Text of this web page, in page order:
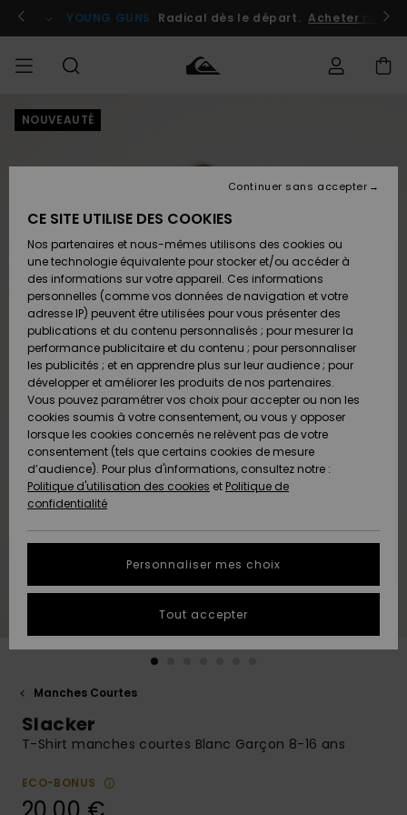
l'information
le
Se connecter / s'inscrire
YOUNG GUNS Radical dès le départ. Acheter
HOMME
Chaussures
& Tongs
Surf
Snow
Nouveautés
A
Découvrir
Chaussures
& Tongs
Surf
Snow
Nouveautés
A
Découvrir
FEMME
A
Découvrir
Snow
SURF
Surf
Shop
Enfant
Highlights
Communauté
SNOW
Snow
Shop
Enfant
Snow
Shop
Femme
A
Découvrir
Communauté
OUTLET
Enfant
Outlet
Femme
AIDE &
CONTACT
Retours
Paiement
Carte
Cadeau
Quiksilver
Freedom
Protection
des
tailles
conversation
obtenir la
à votre
MAGASINS
QUIKSILVER
NOUVEAUTÉ
Manches Courtes
Slacker
T-Shirt manches courtes Blanc Garçon 8-16 ans
ECO-BONUS
CE SITE UTILISE DES COOKIES
Nos partenaires et nous-mêmes utilisons des cookies ou
une technologie équivalente pour stocker et/ou accéder à
des informations sur votre appareil. Ces informations
personnelles (comme vos données de navigation et votre
adresse IP) peuvent être utilisées pour vous présenter des
publications et du contenu personnalisés ; pour mesurer la
performance publicitaire et du contenu ; pour personnaliser
les publicités ; et en apprendre plus sur leur audience ; pour
développer et améliorer les produits de nos partenaires.
Vous pouvez paramétrer vos choix pour accepter ou non les
cookies soumis à votre consentement, ou vous y opposer
lorsque les cookies concernés ne relèvent pas de votre
consentement (tels que certains cookies de mesure
d’audience). Pour plus d'informations, consultez notre :
Politique d'utilisation des cookies et Politique de
confidentialité
Personnaliser mes choix
Continuer sans accepter
Tout accepter